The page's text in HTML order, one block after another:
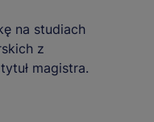
na studiach
z
magistra.